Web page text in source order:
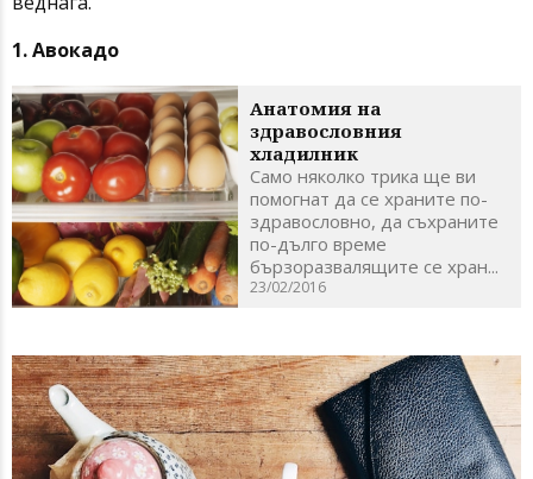
1. Авокадо
Aнатомия на
здравословния
хладилник
Само няколко трика ще ви
помогнат да се храните по-
здравословно, да съхраните
по-дълго време
бързоразвалящите се хран...
23/02/2016